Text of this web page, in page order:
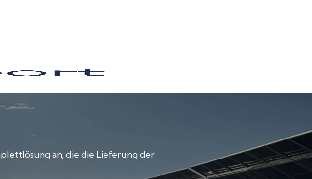
an, die die Lieferung der